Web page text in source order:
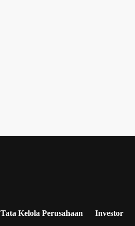
Tata Kelola Perusahaan Investor